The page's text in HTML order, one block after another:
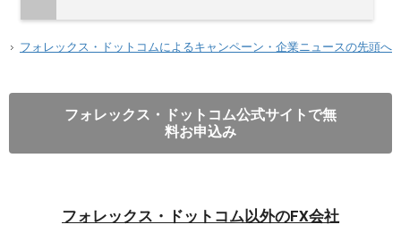
フォレックス・ドットコムによるキャンペーン・企業ニュースの先頭へ
フォレックス・ドットコム公式サイトで無
料お申込み
フォレックス・ドットコム以外のFX会社